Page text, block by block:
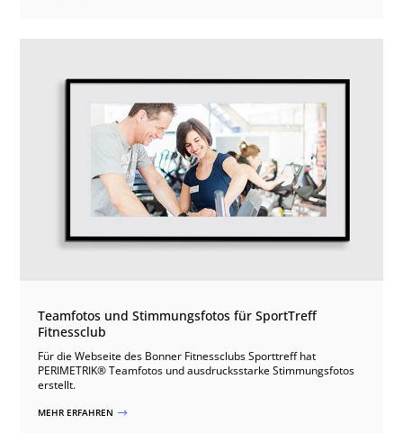
Teamfotos und Stimmungsfotos für SportTreff
Fitnessclub
Für die Webseite des Bonner Fitnessclubs Sporttreff hat
PERIMETRIK® Teamfotos und ausdrucksstarke Stimmungsfotos
erstellt.
MEHR ERFAHREN $